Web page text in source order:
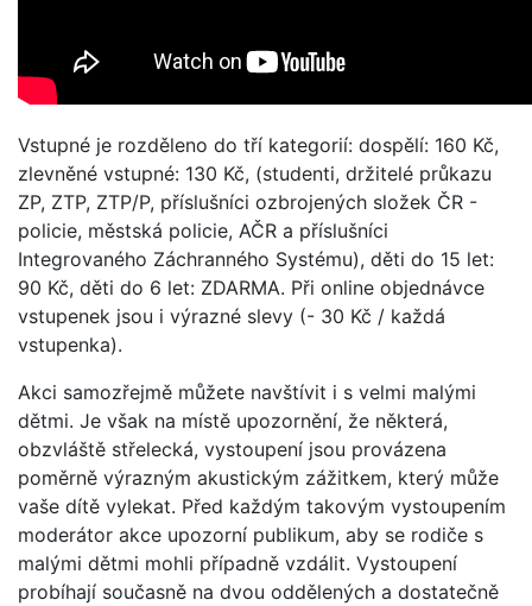
Vstupné je rozděleno do tří kategorií: dospělí: 160 Kč,
zlevněné vstupné: 130 Kč, (studenti, držitelé průkazu
ZP, ZTP, ZTP/P, příslušníci ozbrojených složek ČR -
policie, městská policie, AČR a příslušníci
Integrovaného Záchranného Systému), děti do 15 let:
90 Kč, děti do 6 let: ZDARMA. Při online objednávce
vstupenek jsou i výrazné slevy (- 30 Kč / každá
vstupenka).
Akci samozřejmě můžete navštívit i s velmi malými
dětmi. Je však na místě upozornění, že některá,
obzvláště střelecká, vystoupení jsou provázena
poměrně výrazným akustickým zážitkem, který může
vaše dítě vylekat. Před každým takovým vystoupením
moderátor akce upozorní publikum, aby se rodiče s
malými dětmi mohli případně vzdálit. Vystoupení
probíhají současně na dvou oddělených a dostatečně